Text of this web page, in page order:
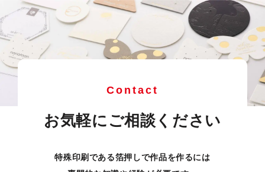
Contact
お気軽にご相談ください
特殊印刷である箔押しで作品を作るには